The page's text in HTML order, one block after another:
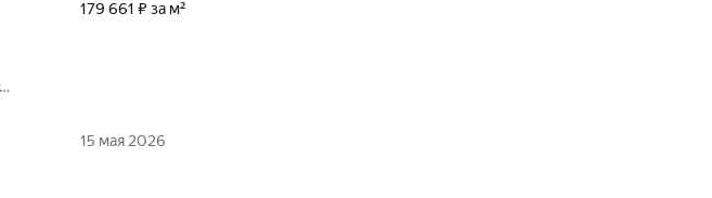
179 661 ₽ за м²
15 мая 2026